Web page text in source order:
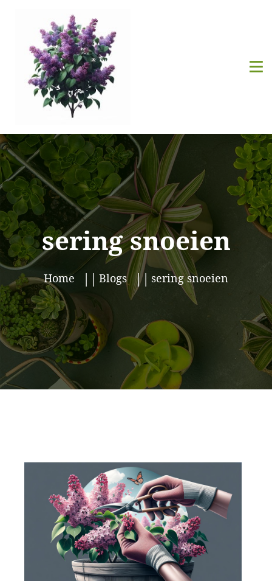
sering snoeien
Home Blogs sering snoeien